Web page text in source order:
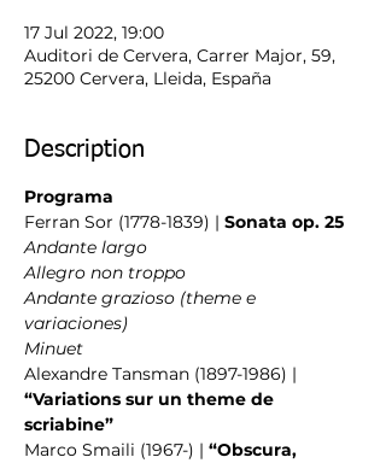
17 Jul 2022, 19:00
Auditori de Cervera, Carrer Major, 59,
25200 Cervera, Lleida, España
Description
Programa
Ferran Sor (1778-1839) | Sonata op. 25
Andante largo
Allegro non troppo
Andante grazioso (theme e
variaciones)
Minuet
Alexandre Tansman (1897-1986) |
“Variations sur un theme de
scriabine”
Marco Smaili (1967-) | “Obscura,